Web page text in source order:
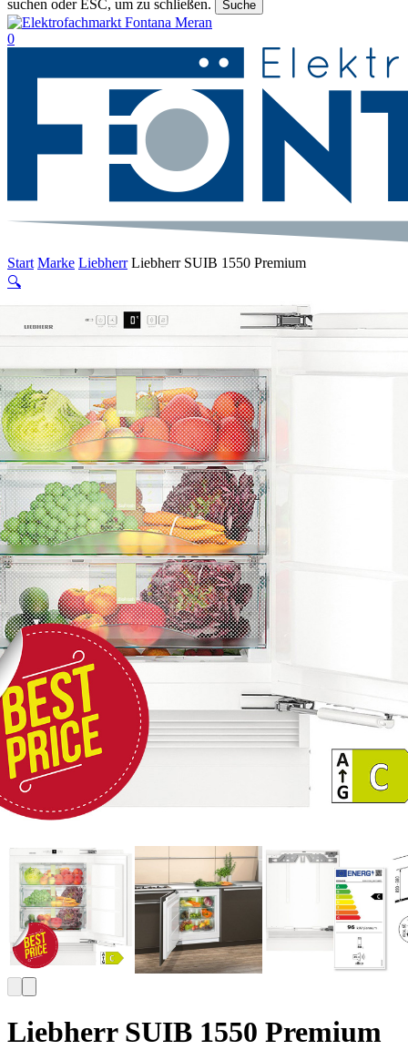
suchen oder ESC, um zu schließen.
Suche
Suche
beenden
suche
0
Start Marke Liebherr Liebherr SUIB 1550 Premium
🔍
Liebherr SUIB 1550 Premium